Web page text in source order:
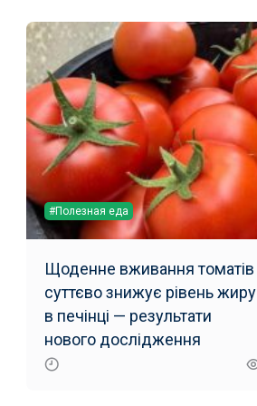
#Полезная еда
Щоденне вживання томатів
суттєво знижує рівень жиру
в печінці — результати
нового дослідження